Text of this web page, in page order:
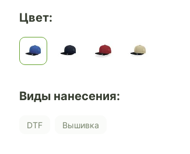
Цвет:
Виды нанесения:
DTF Вышивка